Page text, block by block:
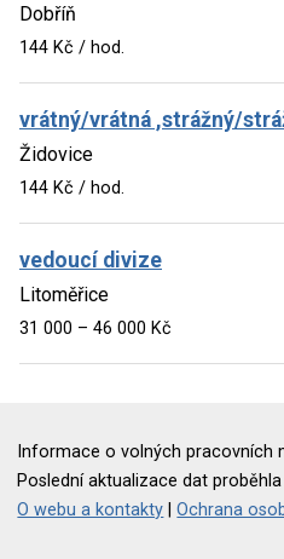
Dobříň
144 Kč / hod.
vrátný/vrátná ,strážný/
Židovice
144 Kč / hod.
vedoucí divize
Litoměřice
31 000 – 46 000 Kč
Informace o volných pracovních
Poslední aktualizace dat proběhla
O webu a kontakty |Ochrana